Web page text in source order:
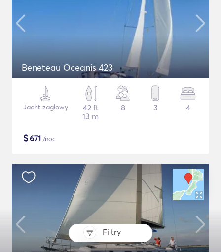
Filtry
Beneteau Oceanis 423
Jacht żaglowy
42 ft
13 m
8 3 4
$671 /noc